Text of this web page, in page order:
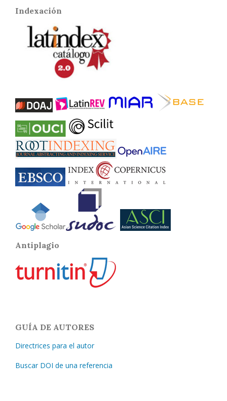
Indexación
Antiplagio
GUÍA DE AUTORES
Directrices para el autor
Buscar DOI de una referencia